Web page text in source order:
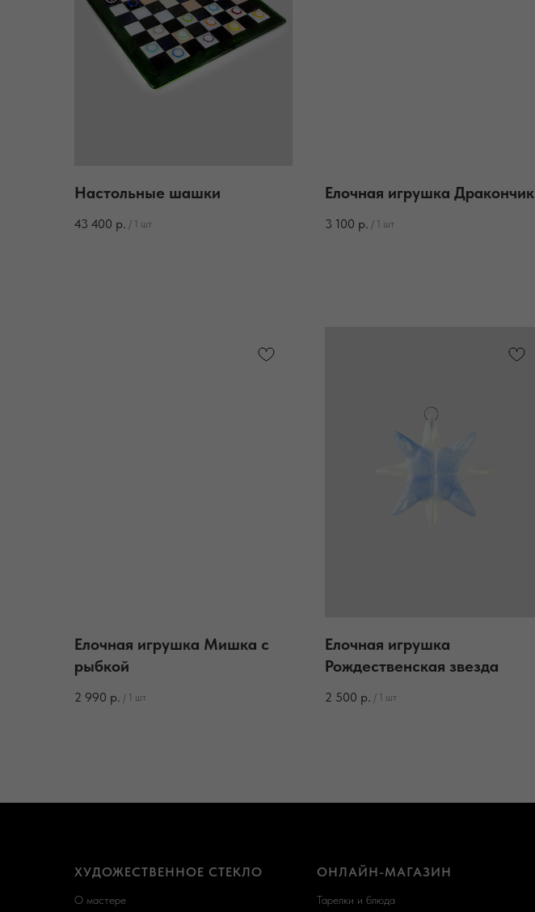
Настольные шашки
43 400 р. / 1 шт
Елочная игрушка Дракончик
3 100 р. / 1 шт
Елочная игрушка Мишка с
рыбкой
2 990 р. / 1 шт
Елочная игрушка
Рождественская звезда
2 500 р. / 1 шт
ХУДОЖЕСТВЕННОЕ СТЕКЛО
О мастере
ОНЛАЙН-МАГАЗИН
Тарелки и блюда